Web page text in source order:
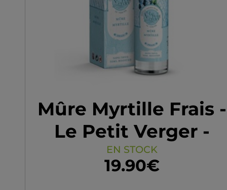
Mûre Myrtille Frais -
Le Petit Verger -
Arôme Boosté
EN STOCK
19.90€